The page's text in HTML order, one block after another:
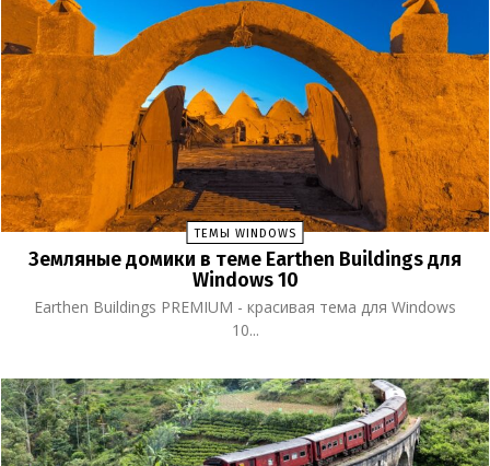
ТЕМЫ WINDOWS
Земляные домики в теме Earthen Buildings для
Windows 10
Earthen Buildings PREMIUM - красивая тема для Windows
10...